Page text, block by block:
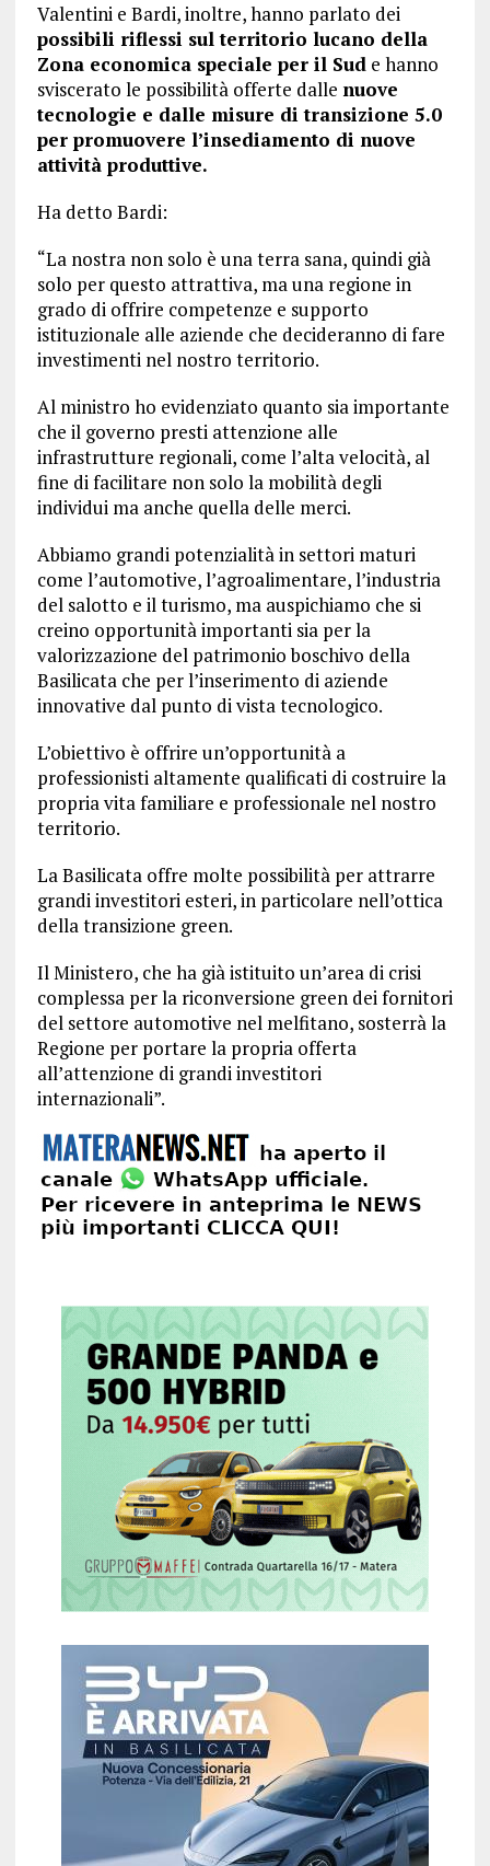
Valentini e Bardi, inoltre, hanno parlato dei
possibili riflessi sul territorio lucano della
Zona economica speciale per il Sude hanno
sviscerato le possibilità offerte dalle nuove
tecnologie e dalle misure di transizione 5.0
per promuovere l’insediamento di nuove
attività produttive.
Ha detto Bardi:
“La nostra non solo è una terra sana, quindi già
solo per questo attrattiva, ma una regione in
grado di offrire competenze e supporto
istituzionale alle aziende che decideranno di fare
investimenti nel nostro territorio.
Al ministro ho evidenziato quanto sia importante
che il governo presti attenzione alle
infrastrutture regionali, come l’alta velocità, al
fine di facilitare non solo la mobilità degli
individui ma anche quella delle merci.
Abbiamo grandi potenzialità in settori maturi
come l’automotive, l’agroalimentare, l’industria
del salotto e il turismo, ma auspichiamo che si
creino opportunità importanti sia per la
valorizzazione del patrimonio boschivo della
Basilicata che per l’inserimento di aziende
innovative dal punto di vista tecnologico.
L’obiettivo è offrire un’opportunità a
professionisti altamente qualificati di costruire la
propria vita familiare e professionale nel nostro
territorio.
La Basilicata offre molte possibilità per attrarre
grandi investitori esteri, in particolare nell’ottica
della transizione green.
Il Ministero, che ha già istituito un’area di crisi
complessa per la riconversione green dei fornitori
del settore automotive nel melfitano, sosterrà la
Regione per portare la propria offerta
all’attenzione di grandi investitori
internazionali”.